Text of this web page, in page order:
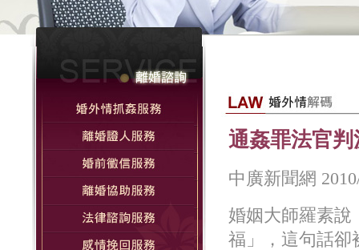
通姦罪法官
中廣新聞網
婚姻大師羅素說
福」，這句話卻